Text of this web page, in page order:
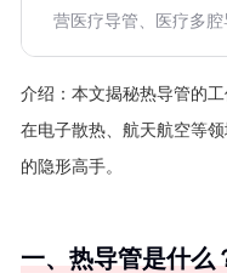
营医疗导管、医疗多腔
介绍： 本文揭秘热导管的
在电子散热、航天航空等
的隐形高手。
一、热导管是什么